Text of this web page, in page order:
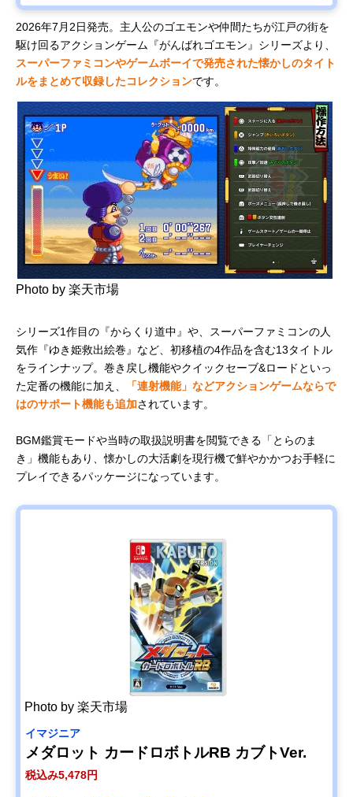
見る
スクウェ
ア・エニッ
クス
ENIX) オク
トパストラ
オルステラ
大陸で描か
れる新たな
RPG
税込み7,678
円
Amazonで
見る
コナミデジ
ト(Konami
Digital
Entertainme
nt) 桃太郎電
鉄2 ～あなた
の町も きっ
とある～ 東
日本編+西日
過去最大級
の「桃鉄」
が登場！
ボードゲー
ム
税込み7,980
円
バンダイナ
ーテインメ
ナイトメア3
丈夫
ャー
2026年7月2日発売。主人公のゴエモンや仲間たちが江戸の街を
駆け回るアクションゲーム『がんばれゴエモン』シリーズより、
スーパーファミコンやゲームボーイで発売された懐かしのタイト
ルをまとめて収録したコレクションです。
Photo by 楽天市場
シリーズ1作目の『からくり道中』や、スーパーファミコンの人
気作『ゆき姫救出絵巻』など、初移植の4作品を含む13タイトル
をラインナップ。巻き戻し機能やクイックセーブ&ロードといっ
た定番の機能に加え、
「連射機能」などアクションゲームならで
はのサポート機能も追加されています。
BGM鑑賞モードや当時の取扱説明書を閲覧できる「とらのま
き」機能もあり、懐かしの大活劇を現行機で鮮やかかつお手軽に
プレイできるパッケージになっています。
Photo by 楽天市場
イマジニア
メダロット カードロボトルRB カブトVer.
税込み5,478円